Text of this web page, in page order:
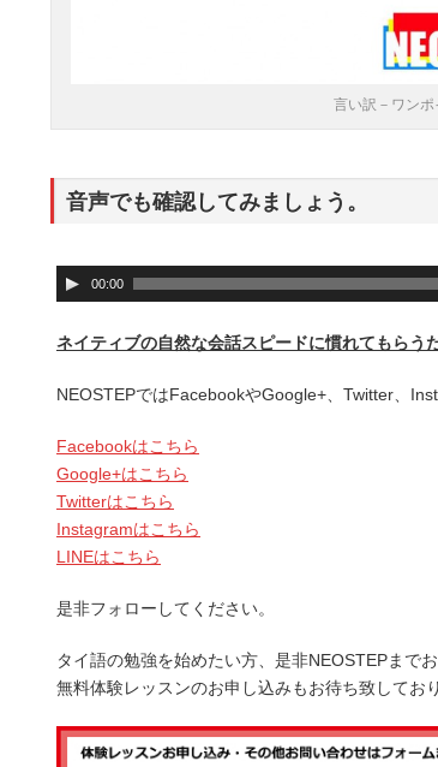
言い訳－ワン
音声でも確認してみましょう。
音
声
プ
ー
ー
00:00
ネイティブの自然な会話スピードに慣れてもらう
NEOSTEPではFacebookやGoogle+、Twitter、
Facebookはこちら
Google+はこちら
Twitterはこちら
Instagramはこちら
LINEはこちら
是非フォローしてください。
タイ語の勉強を始めたい方、是非NEOSTEPまで
無料体験レッスンのお申し込みもお待ち致してお